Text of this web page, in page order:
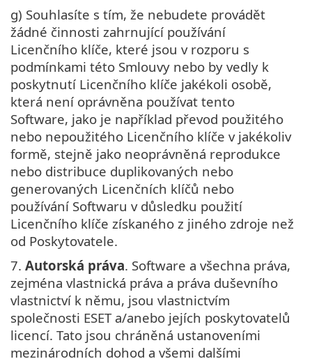
g) Souhlasíte s tím, že nebudete provádět
žádné činnosti zahrnující používání
Licenčního klíče, které jsou v rozporu s
podmínkami této Smlouvy nebo by vedly k
poskytnutí Licenčního klíče jakékoli osobě,
která není oprávněna používat tento
Software, jako je například převod použitého
nebo nepoužitého Licenčního klíče v jakékoliv
formě, stejně jako neoprávněná reprodukce
nebo distribuce duplikovaných nebo
generovaných Licenčních klíčů nebo
používání Softwaru v důsledku použití
Licenčního klíče získaného z jiného zdroje než
od Poskytovatele.
7. Autorská práva. Software a všechna práva,
zejména vlastnická práva a práva duševního
vlastnictví k němu, jsou vlastnictvím
společnosti ESET a/anebo jejích poskytovatelů
licencí. Tato jsou chráněná ustanoveními
mezinárodních dohod a všemi dalšími